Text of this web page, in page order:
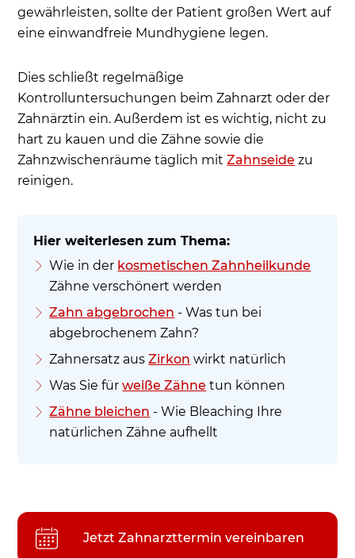
gewährleisten, sollte der Patient großen Wert auf
eine einwandfreie Mundhygiene legen.
Dies schließt regelmäßige
Kontrolluntersuchungen beim Zahnarzt oder der
Zahnärztin ein. Außerdem ist es wichtig, nicht zu
hart zu kauen und die Zähne sowie die
Zahnzwischenräume täglich mitZahnseide zu
reinigen.
Wie in der kosmetischen Zahnheilkunde
Zähne verschönert werden
Zahn abgebrochen - Was tun bei
abgebrochenem Zahn?
Zahnersatz ausZirkon wirkt natürlich
Was Sie fürweiße Zähne tun können
Zähne bleichen - Wie Bleaching Ihre
natürlichen Zähne aufhellt
Jetzt Zahnarzttermin vereinbaren